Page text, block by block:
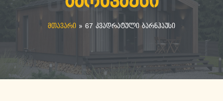
მთავარი » 67 კვადრატული ბარნჰაუსი